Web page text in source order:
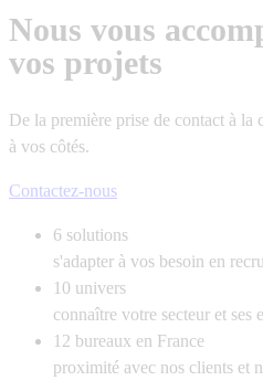
Nous vous
vos projets
De la première prise de contact à la
à vos côtés.
Contactez-nous
6 solutions
s'adapter à vos besoin en
10 univers
connaître votre secteur et ses
12 bureaux en France
proximité avec nos clients et